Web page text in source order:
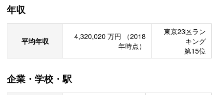
年収
平均年収 4,320,020 万円
（2018
年時点）
東京23区ラン
キング
第15位
企業・学校・駅